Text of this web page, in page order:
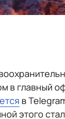
в главный
в
этого